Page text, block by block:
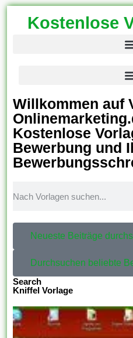
Kostenlose
Willkommen auf
Kostenlose
Bewerbung und
Neueste Beiträge
Durchsuchen beliebte
Search
Kniffel Vorlage